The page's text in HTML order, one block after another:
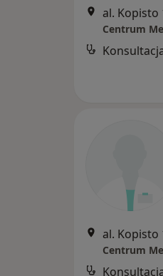
al. Kopisto
al. Kopisto